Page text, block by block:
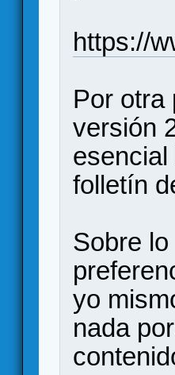
https://
Por otra
versión
folletín
Sobre
yo
nada